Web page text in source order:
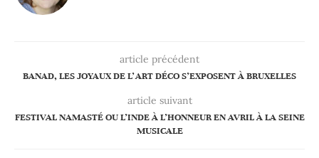
article précédent
BANAD, LES JOYAUX DE L’ART DÉCO S’EXPOSENT À BRUXELLES
article suivant
FESTIVAL NAMASTÉ OU L’INDE À L’HONNEUR EN AVRIL À LA SEINE
MUSICALE